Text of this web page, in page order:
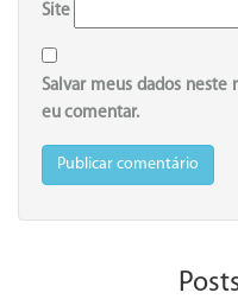
Site
Salvar meus dados neste
eu comentar.